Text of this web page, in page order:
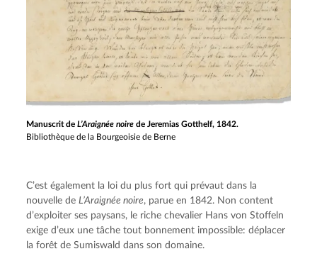
Manuscrit deL’Araignée noire de Jeremias Gotthelf, 1842.
Bibliothèque de la Bourgeoisie de Berne
C’est également la loi du plus fort qui prévaut dans la
nouvelle de L’Araignée noire, parue en 1842. Non content
d’exploiter ses paysans, le riche chevalier Hans von Stoffeln
exige d’eux une tâche tout bonnement impossible: déplacer
la forêt de Sumiswald dans son domaine.